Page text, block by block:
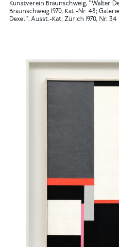
Kunstverein Braunschweig, "Walter
Braunschweig 1970, Kat.-Nr. 48
Dexel", Ausst.-Kat, Zürich 1970, Nr. 34